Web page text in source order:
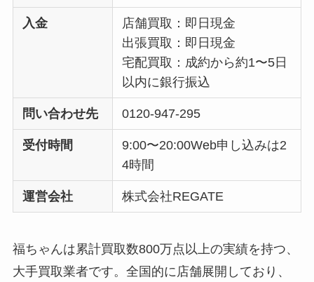
入金
店舗買取：即日現金
出張買取：即日現金
宅配買取：成約から約1〜5日
以内に銀行振込
問い合わせ先 0120-947-295
受付時間
9:00〜20:00Web申し込みは2
4時間
運営会社 株式会社REGATE
福ちゃんは累計買取数800万点以上の実績を持つ、
大手買取業者です。全国的に店舗展開しており、